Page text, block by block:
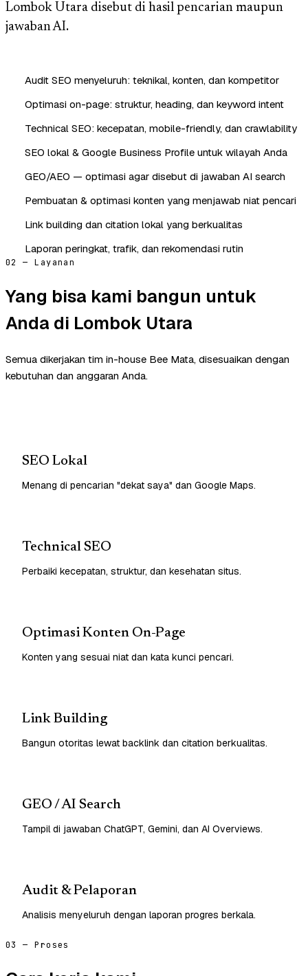
Lombok Utara disebut di hasil pencarian maupun
jawaban AI.
Audit SEO menyeluruh: teknikal, konten, dan kompetitor
Optimasi on-page: struktur, heading, dan keyword intent
Technical SEO: kecepatan, mobile-friendly, dan crawlability
SEO lokal & Google Business Profile untuk wilayah Anda
GEO/AEO — optimasi agar disebut di jawaban AI search
Pembuatan & optimasi konten yang menjawab niat pencari
Link building dan citation lokal yang berkualitas
Laporan peringkat, trafik, dan rekomendasi rutin
02 — Layanan
Yang bisa kami bangun untuk
Anda di Lombok Utara
Semua dikerjakan tim in-house Bee Mata, disesuaikan dengan
kebutuhan dan anggaran Anda.
SEO Lokal
Menang di pencarian "dekat saya" dan Google Maps.
Technical SEO
Perbaiki kecepatan, struktur, dan kesehatan situs.
Optimasi Konten On-Page
Konten yang sesuai niat dan kata kunci pencari.
Link Building
Bangun otoritas lewat backlink dan citation berkualitas.
GEO / AI Search
Tampil di jawaban ChatGPT, Gemini, dan AI Overviews.
Audit & Pelaporan
Analisis menyeluruh dengan laporan progres berkala.
03 — Proses